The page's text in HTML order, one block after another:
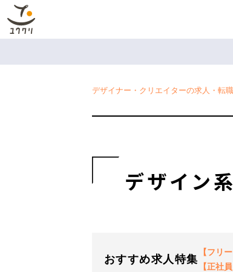
デザイナー・クリエイターの求人・転
デザイン
おすすめ求人特集
【フリ
【正社